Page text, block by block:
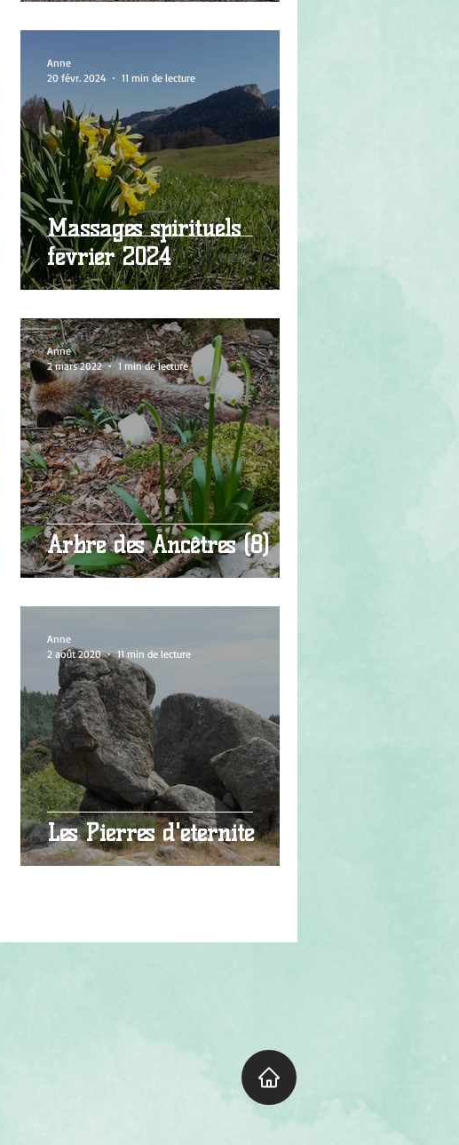
Massages spirituels
février 2024
Anne
20 févr. 2024
11 min de lecture
Arbre des Ancêtres (8)
Anne
2 mars 2022
1 min de lecture
Les Pierres d'éternité
Anne
2 août 2020
11 min de lecture